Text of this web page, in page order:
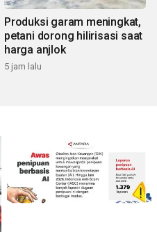
Produksi garam meningkat,
petani dorong hilirisasi saat
harga anjlok
5 jam lalu